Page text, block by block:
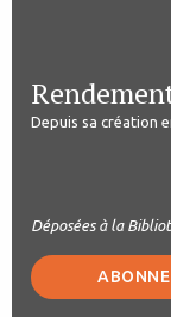
Depuis sa création
Déposées à la